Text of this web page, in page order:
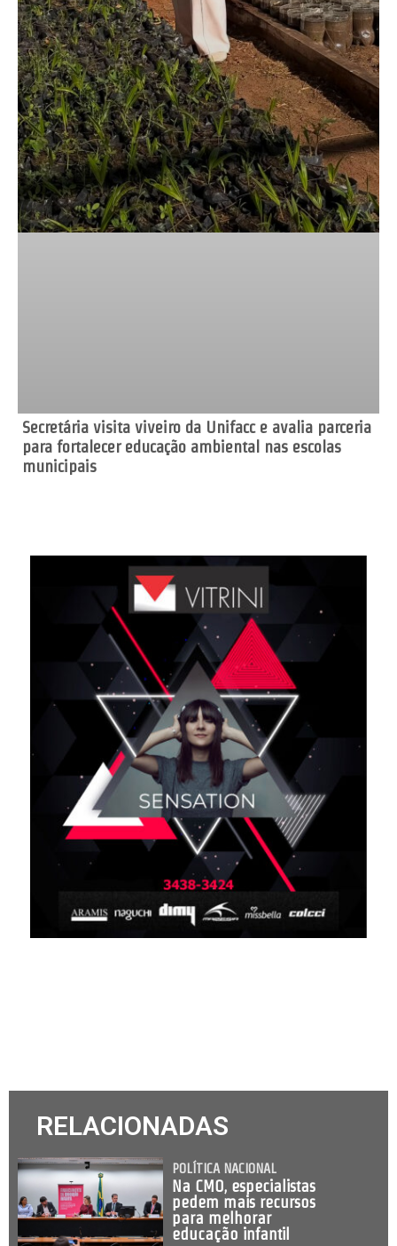
Secretária visita viveiro da Unifacc e avalia parceria
para fortalecer educação ambiental nas escolas
municipais
RELACIONADAS
POLÍTICA NACIONAL
Na CMO, especialistas
pedem mais recursos
para melhorar
educação infantil